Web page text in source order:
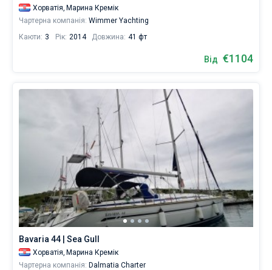
Хорватія, Марина Кремік
Чартерна компанія: Wimmer Yachting
Каюти: 3 Рік: 2014 Довжина: 41 фт
Від €1104
Bavaria 44 | Sea Gull
Хорватія, Марина Кремік
Чартерна компанія: Dalmatia Charter